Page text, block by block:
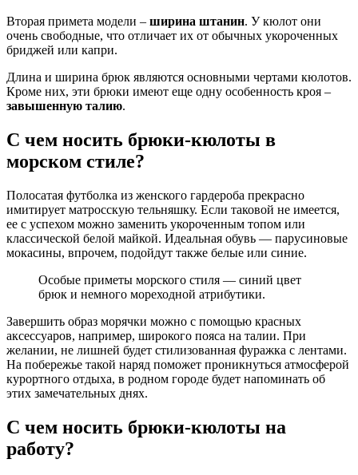
Вторая примета модели – ширина штанин. У кюлот они
очень свободные, что отличает их от обычных укороченных
бриджей или капри.
Длина и ширина брюк являются основными чертами кюлотов.
Кроме них, эти брюки имеют еще одну особенность кроя –
завышенную талию.
С чем носить брюки-кюлоты в
морском стиле?
Полосатая футболка из женского гардероба прекрасно
имитирует матросскую тельняшку. Если таковой не имеется,
ее с успехом можно заменить укороченным топом или
классической белой майкой. Идеальная обувь — парусиновые
мокасины, впрочем, подойдут также белые или синие.
Особые приметы морского стиля — синий цвет
брюк и немного мореходной атрибутики.
Завершить образ морячки можно с помощью красных
аксессуаров, например, широкого пояса на талии. При
желании, не лишней будет стилизованная фуражка с лентами.
На побережье такой наряд поможет проникнуться атмосферой
курортного отдыха, в родном городе будет напоминать об
этих замечательных днях.
С чем носить брюки-кюлоты на
работу?